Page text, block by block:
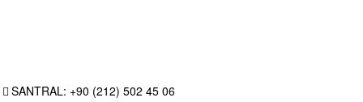
SANTRAL: +90 (212) 502 45 06